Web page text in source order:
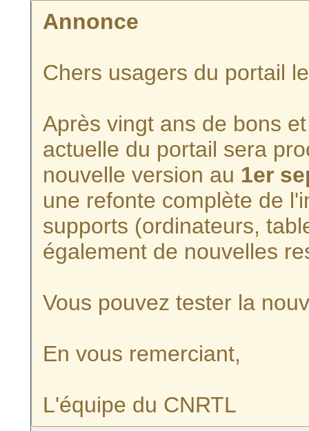
Annonce
Chers usagers du portail
Après vingt ans de bons
actuelle du portail sera
nouvelle version au 1er
une refonte complète de
supports (ordinateurs,
également de nouvelles
Vous pouvez tester la
En vous remerciant,
L'équipe du CNRTL